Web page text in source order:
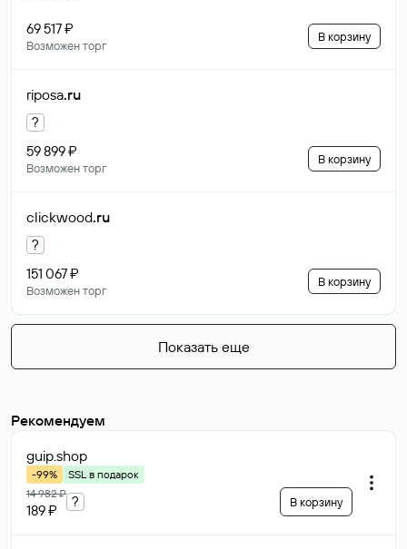
69 517 ₽
Возможен торг
В корзину
riposa.ru
?
59 899 ₽
Возможен торг
В корзину
clickwood.ru
?
151 067 ₽
Возможен торг
В корзину
Показать еще
Рекомендуем
guip.shop
-99%
SSL в подарок
14 982 ₽
189 ₽
? В корзину